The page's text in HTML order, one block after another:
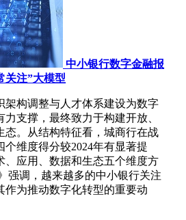
中小银行数字金融报
关注”大模型
架构调整与人才体系建设为数字
支撑，最终致力于构建开放、
态。从结构特征看，城商行在战
维度得分较2024年有显著提
、应用、数据和生态五个维度方
强调，越来越多的中小银行关注
作为推动数字化转型的重要动